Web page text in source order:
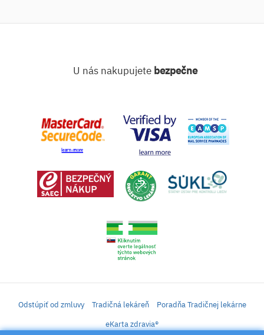
U nás nakupujete bezpečne
Odstúpiť od zmluvy Tradičná lekáreň
Poradňa Tradičnej lekárne
eKarta zdravia®